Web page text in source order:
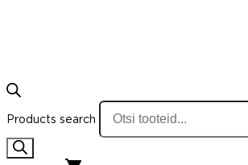
Products search